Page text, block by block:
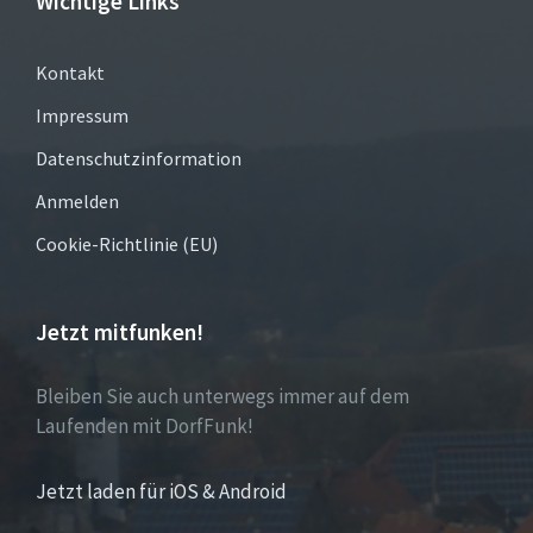
Kontakt
Impressum
Datenschutzinformation
Anmelden
Cookie-Richtlinie (EU)
Jetzt mitfunken!
Bleiben Sie auch unterwegs immer auf dem
Laufenden mit DorfFunk!
Jetzt laden für iOS & Android